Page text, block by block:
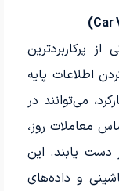
از پرکاربردترین
اطلاعات پایه
می‌توانند در
معاملات روز،
دست یابند. این
و داده‌های